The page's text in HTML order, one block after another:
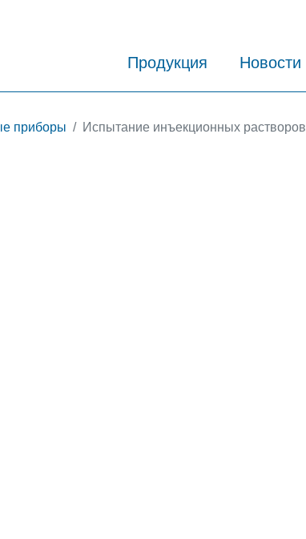
Продукция Новости
приборы Испытание инъекционных растворов